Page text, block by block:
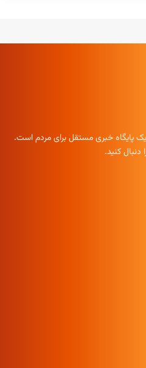
پایگاه خبری مستقل برای مردم است.
کنید.